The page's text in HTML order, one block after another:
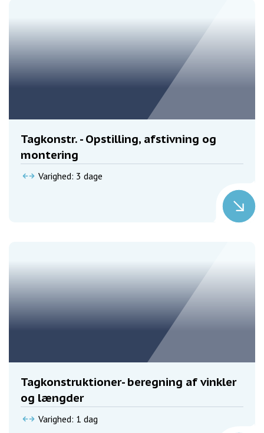
Tagkonstr. - Opstilling, afstivning og
montering
Varighed: 3 dage
Tagkonstruktioner- beregning af vinkler
og længder
Varighed: 1 dag